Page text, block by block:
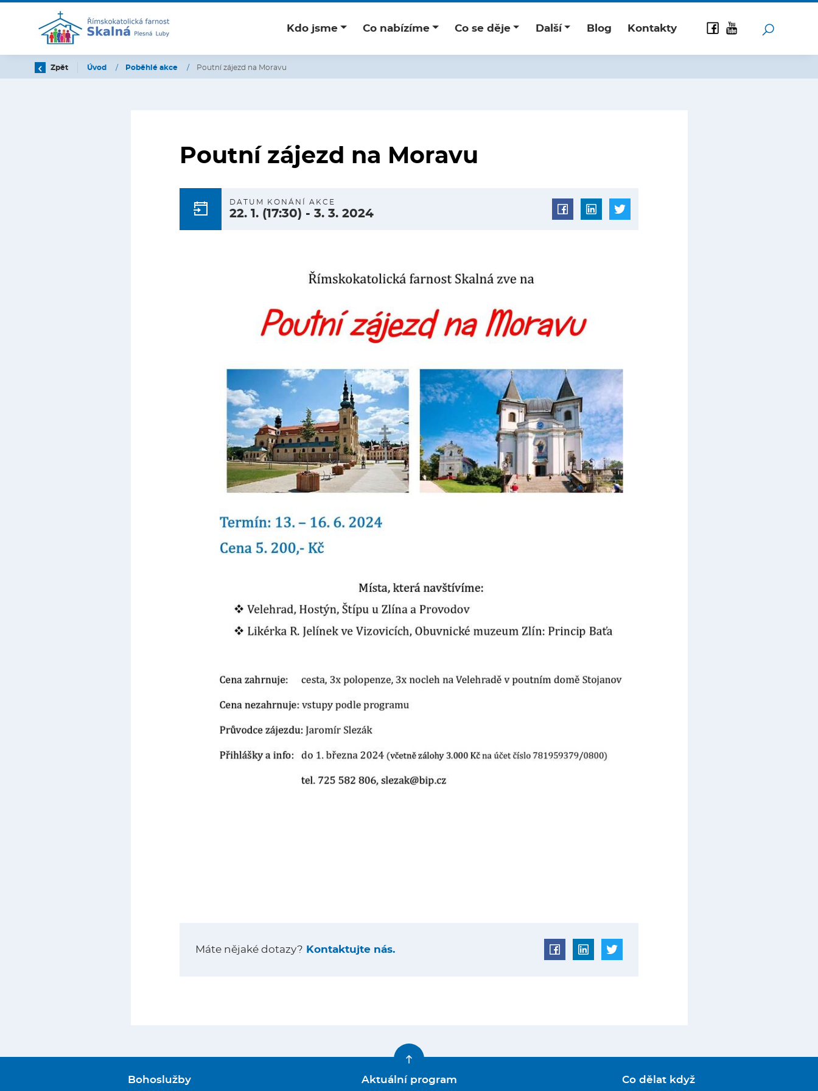
Kdo jsme Co nabízíme Co se děje Další Blog Kontakty
Zpět Úvod / Poběhlé akce / Poutní zájezd na Moravu
Poutní zájezd na Moravu
DATUM KONÁNÍ AKCE
22. 1. (17:30) -3. 3. 2024
Máte nějaké dotazy? Kontaktujte nás.
Bohoslužby Aktuální program Co dělat když